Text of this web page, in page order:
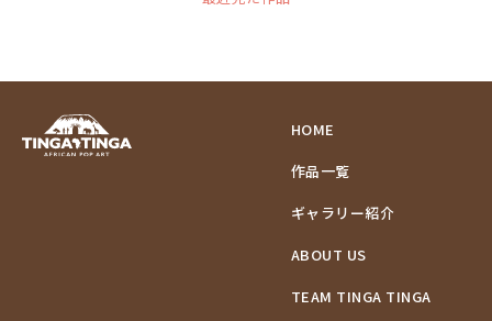
HOME
作品一覧
ギャラリー紹介
ABOUT US
TEAM TINGA TINGA